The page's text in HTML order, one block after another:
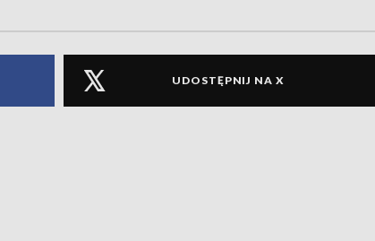
UDOSTĘPNIJ NA X